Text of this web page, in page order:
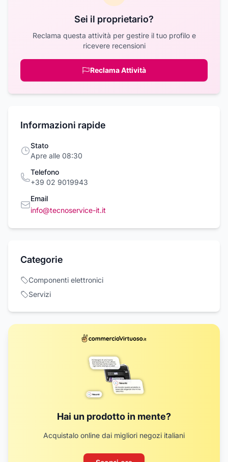
Sei il proprietario?
Reclama questa attività per gestire il tuo profilo e
ricevere recensioni
Reclama Attività
Informazioni rapide
Stato
Apre alle 08:30
Telefono
+39 02 9019943
Email
info@tecnoservice-it.it
Categorie
Componenti elettronici
Servizi
Hai un prodotto in mente?
Acquistalo online dai migliori negozi italiani